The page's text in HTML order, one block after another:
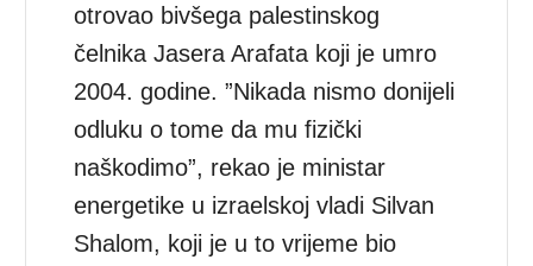
otrovao bivšega palestinskog
čelnika Jasera Arafata koji je umro
2004. godine. ”Nikada nismo donijeli
odluku o tome da mu fizički
naškodimo”, rekao je ministar
energetike u izraelskoj vladi Silvan
Shalom, koji je u to vrijeme bio